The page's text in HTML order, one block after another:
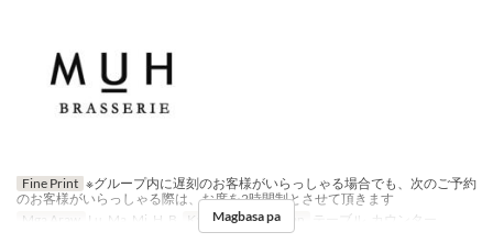
Fine Print ※グループ内に遅刻のお客様がいらっしゃる場合でも、次のご予約
のお客様がいらっしゃる際は、お席を2時間制とさせて頂きます
Mga Araw
Lu, Ma, Mi, H, B Kategorya ng Upuan テーブル, カウンター
Magbasa pa